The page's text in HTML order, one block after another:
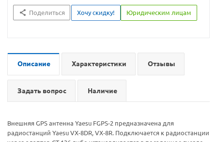
Поделиться Хочу скидку! Юридическим лицам
Описание Характеристики Отзывы
Задать вопрос Наличие
Внешняя GPS антенна Yaesu FGPS-2 предназначена для
радиостанций Yaesu VX-8DR, VX-8R. Подключается к радиостанции